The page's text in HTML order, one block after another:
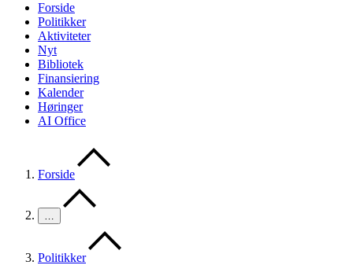
Forside
Politikker
Aktiviteter
Nyt
Bibliotek
Finansiering
Kalender
Høringer
AI Office
Forside
…
Politikker